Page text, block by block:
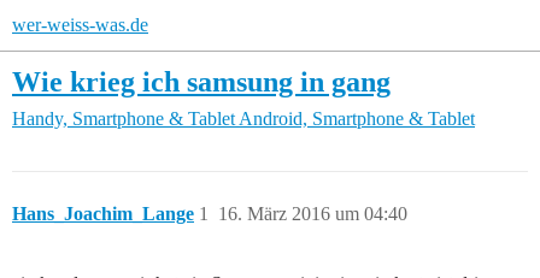
wer-weiss-was.de
Wie krieg ich samsung in gang
Handy, Smartphone & Tablet Android, Smartphone & Tablet
Hans_Joachim_Lange 16. März 2016 um 04:40
1